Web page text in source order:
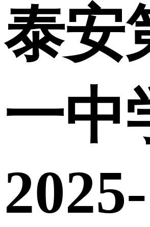
泰安
一中
2025-